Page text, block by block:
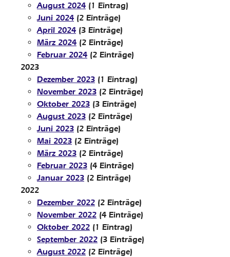
August 2024 (1 Eintrag)
Juni 2024 (2 Einträge)
April 2024 (3 Einträge)
März 2024 (2 Einträge)
Februar 2024 (2 Einträge)
2023
Dezember 2023 (1 Eintrag)
November 2023 (2 Einträge)
Oktober 2023 (3 Einträge)
August 2023 (2 Einträge)
Juni 2023 (2 Einträge)
Mai 2023 (2 Einträge)
März 2023 (2 Einträge)
Februar 2023 (4 Einträge)
Januar 2023 (2 Einträge)
2022
Dezember 2022 (2 Einträge)
November 2022 (4 Einträge)
Oktober 2022 (1 Eintrag)
September 2022 (3 Einträge)
August 2022 (2 Einträge)